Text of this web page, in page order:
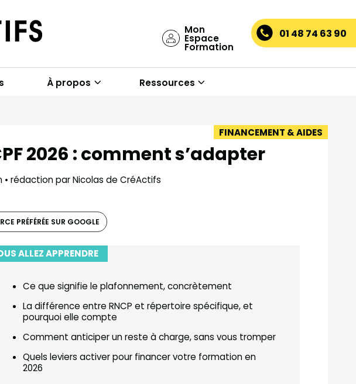
Mon
Espace
Formation
01 48 74 63 90
À propos Ressources
2026 : comment s’adapter
FINANCEMENT & AIDES
• rédaction par Nicolas de CréActifs
PRÉFÉRÉE SUR GOOGLE
ALLEZ APPRENDRE
Ce que signifie le plafonnement, concrètement
La différence entre RNCP et répertoire spécifique, et
pourquoi elle compte
Comment anticiper un reste à charge, sans vous tromper
Quels leviers activer pour financer votre formation en
2026